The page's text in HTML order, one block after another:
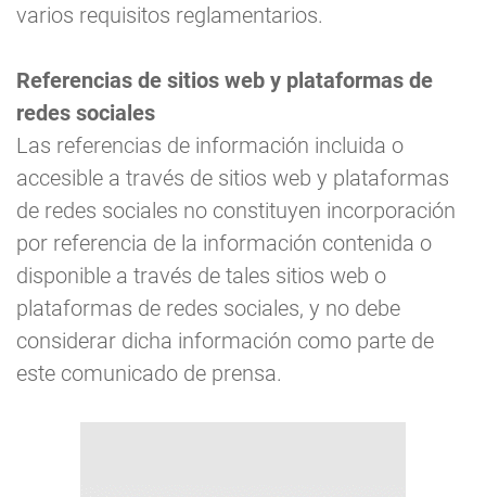
varios requisitos reglamentarios.
Referencias de sitios web y plataformas de
redes sociales
Las referencias de información incluida o
accesible a través de sitios web y plataformas
de redes sociales no constituyen incorporación
por referencia de la información contenida o
disponible a través de tales sitios web o
plataformas de redes sociales, y no debe
considerar dicha información como parte de
este comunicado de prensa.